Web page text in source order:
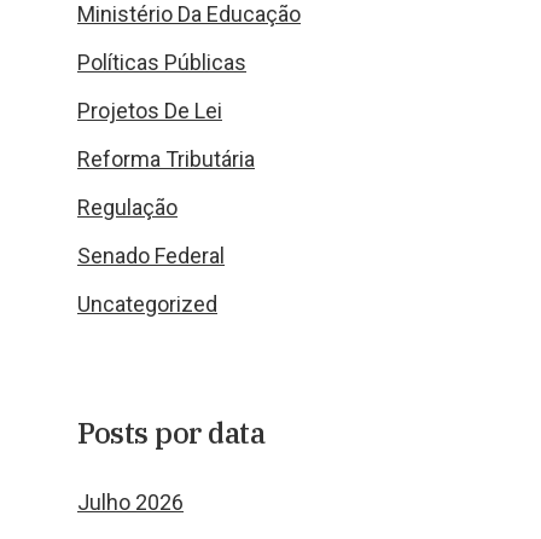
Ministério Da Educação
Políticas Públicas
Projetos De Lei
Reforma Tributária
Regulação
Senado Federal
Uncategorized
Posts por data
Julho 2026